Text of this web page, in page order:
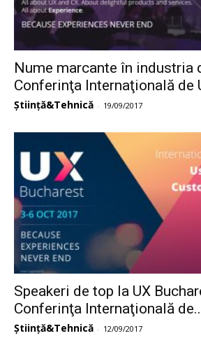
Nume marcante în industria
Conferinţa Internaţională de
Știință&Tehnică - 19/09/2017
Speakeri de top la UX
Conferinţa Internaţională
Știință&Tehnică - 12/09/2017